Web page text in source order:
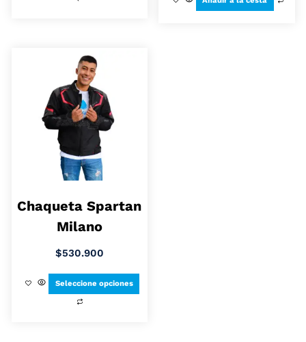
Chaqueta Spartan
Milano
$530.900
Seleccione opciones